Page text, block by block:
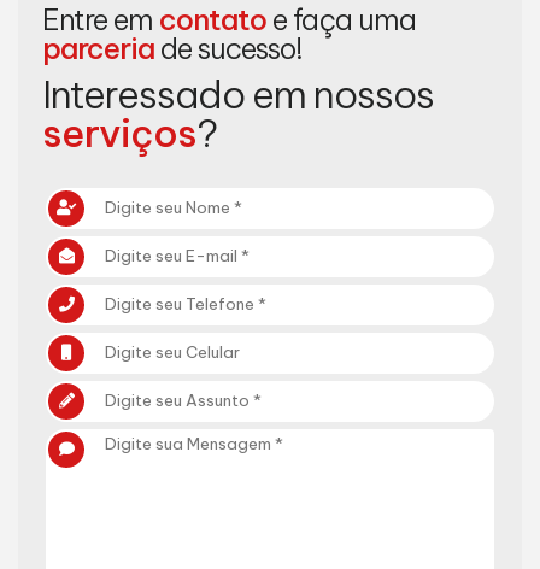
Entre em contato e faça uma
parceria de sucesso!
Interessado em nossos
serviços?